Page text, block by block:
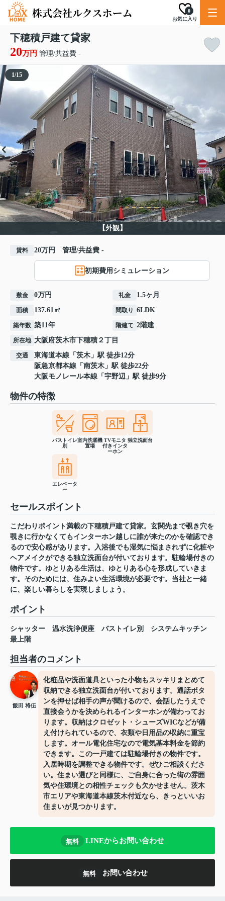
お気に入り
0
下穂積戸建て貸家
20万円 管理/共益費 -
【外観】
1/15
賃料 20万円 管理/共益費 -
初期費用シミュレーション
敷金 0万円 礼金 1.5ヶ月
面積 137.61㎡ 間取り 6LDK
築年数 築11年 階建て 2階建
所在地 大阪府茨木市下穂積 ２丁目
交通 東海道本線 「 茨木 」駅 徒歩12分
阪急京都本線 「 南茨木 」駅 徒歩22分
大阪モノレール本線 「 宇野辺 」駅 徒歩9分
物件の特徴
バストイレ
別
室内洗濯機
置場
TVモニタ
付きインタ
ーホン
独立洗面台
エレベータ
ー
セールスポイント
こだわりポイント満載の下穂積戸建て貸家。玄関先まで覗き穴を
覗きに行かなくてもインターホン越しに誰が来たのかを確認でき
るので安心感があります。入浴後でも湿気に悩まされずに化粧や
ヘアメイクができる独立洗面台が付いております。駐輪場付きの
物件です。ゆとりある生活は、ゆとりある心を形成していきま
す。そのためには、住みよい生活環境が必要です。当社と一緒
に、楽しい暮らしを実現しましょう。
ポイント
シャッター 温水洗浄便座 バストイレ別
システムキッチン
最上階
担当者のコメント
飯田 将伍
化粧品や洗面道具といった小物もスッキリまとめて
収納できる独立洗面台が付いております。通話ボタ
ンを押せば相手の声が聞けるので、会話したうえで
直接会うかを決められるインターホンが備わってお
ります。収納はクロゼット・シューズWICなどが備
え付けられているので、衣類や日用品の収納に重宝
します。オール電化住宅なので電気基本料金を節約
できます。この一戸建ては駐輪場付きの物件です。
入居時期を調整できる物件です。ぜひご相談くださ
い。住まい選びと同様に、ご自身に合った街の雰囲
気や住環境との相性チェックも欠かせません。茨木
市エリアや東海道本線茨木付近なら、きっといいお
住まいが見つかります。
無料 LINEからお問い合わせ
無料 お問い合わせ